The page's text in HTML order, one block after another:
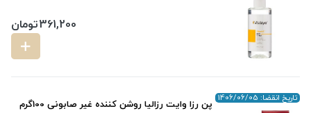
361,200تومان
تاریخ انقضا: 1406/06/05 پن رزا وایت رزالیا روشن کننده غیر صابونی 100گرم